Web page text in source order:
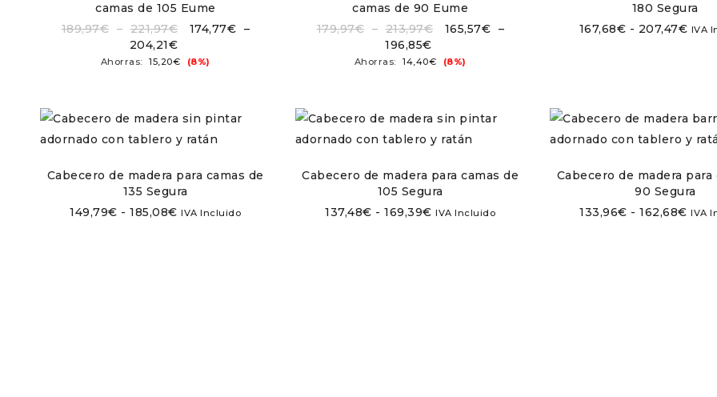
camas de 105 Eume
189,97€ – 221,97€ 174,77€ –
204,21€
Ahorras: 15,20€ (8%)
camas de 90 Eume
179,97€ – 213,97€ 165,57€ –
196,85€
Ahorras: 14,40€ (8%)
180 Segura
167,68€ - 207,47€ IVA
Cabecero de madera para camas de
135 Segura
149,79€ - 185,08€ IVA Incluido
Cabecero de madera para camas de
105 Segura
137,48€ - 169,39€ IVA Incluido
Cabecero de madera para
90 Segura
133,96€ - 162,68€ IVA